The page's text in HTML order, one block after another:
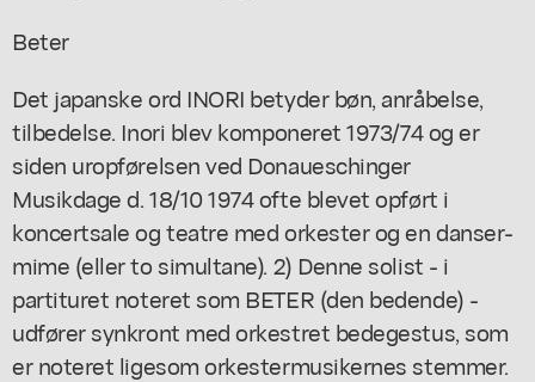
Beter
Det japanske ord INORI betyder bøn, anråbelse,
tilbedelse. Inori blev komponeret 1973/74 og er
siden uropførelsen ved Donaueschinger
Musikdage d. 18/10 1974 ofte blevet opført i
koncertsale og teatre med orkester og en danser-
mime (eller to simultane). 2) Denne solist - i
partituret noteret som BETER (den bedende) -
udfører synkront med orkestret bedegestus, som
er noteret ligesom orkestermusikernes stemmer.